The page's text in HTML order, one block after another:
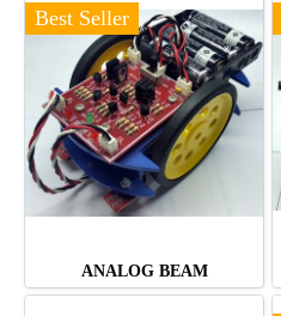
Best Seller
ANALOG BEAM